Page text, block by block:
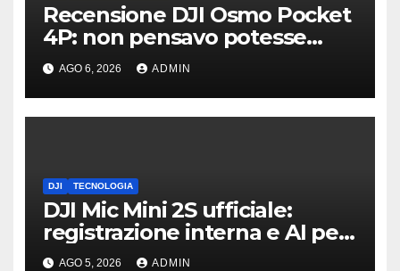
Recensione DJI Osmo Pocket
4P: non pensavo potesse
piacermi così tanto
AGO 6, 2026 ADMIN
DJI TECNOLOGIA
DJI Mic Mini 2S ufficiale:
registrazione interna e AI per
l’audio | Prezzi
AGO 5, 2026 ADMIN